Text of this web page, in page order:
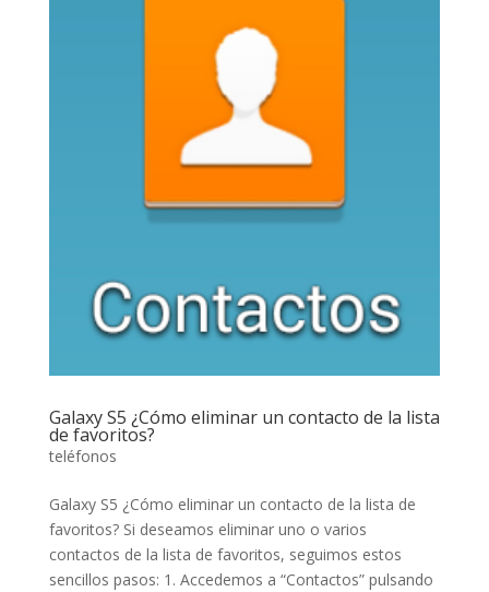
Galaxy S5 ¿Cómo eliminar un contacto de la lista
de favoritos?
teléfonos
Galaxy S5 ¿Cómo eliminar un contacto de la lista de
favoritos? Si deseamos eliminar uno o varios
contactos de la lista de favoritos, seguimos estos
sencillos pasos: 1. Accedemos a “Contactos” pulsando